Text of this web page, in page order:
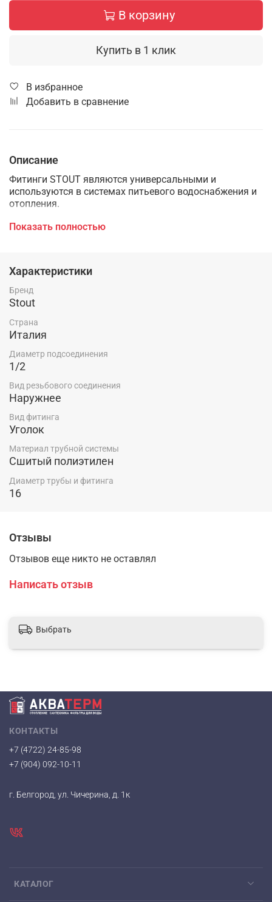
В корзину
Купить в 1 клик
В избранное
Добавить в сравнение
Описание
Фитинги STOUT являются универсальными и
используются в системах питьевого водоснабжения и
отопления.
Фитинги выполнены из высококачественной латуни по
Широкая номенклатура фитингов STOUT позволяет
Фитинги STOUT обеспечивают повышенную
надёжность соединений системы, потому что имеют
полный упорный буртик.
Показать полностью
Характеристики
Бренд
Stout
Страна
Италия
Диаметр подсоединения
1/2
Вид резьбового соединения
Наружнее
Вид фитинга
Уголок
Материал трубной системы
Сшитый полиэтилен
Диаметр трубы и фитинга
16
Отзывы
Отзывов еще никто не оставлял
Написать отзыв
Выбрать
КАТАЛОГ
КОНТАКТЫ
+7 (4722) 24-85-98
+7 (904) 092-10-11
г. Белгород, ул. Чичерина, д. 1к